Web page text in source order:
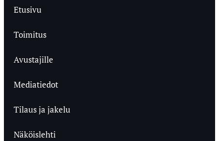
Etusivu
Toimitus
Avustajille
Mediatiedot
Tilaus ja jakelu
Näköislehti